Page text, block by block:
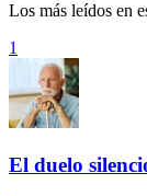
Los más leídos en
1
El duelo